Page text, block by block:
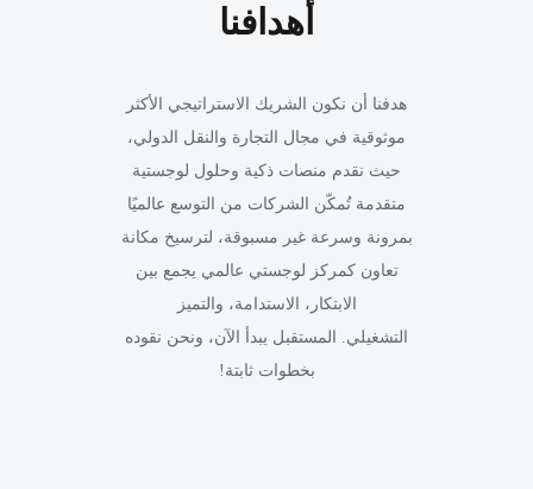
أهدافنا
هدفنا أن نكون الشريك الاستراتيجي الأكثر
موثوقية في مجال التجارة والنقل الدولي،
حيث نقدم منصات ذكية وحلول لوجستية
متقدمة تُمكّن الشركات من التوسع عالميًا
بمرونة وسرعة غير مسبوقة، لترسيخ مكانة
تعاون كمركز لوجستي عالمي يجمع بين
الابتكار، الاستدامة، والتميز
التشغيلي. المستقبل يبدأ الآن، ونحن نقوده
بخطوات ثابتة!